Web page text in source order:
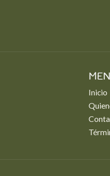
Inicio